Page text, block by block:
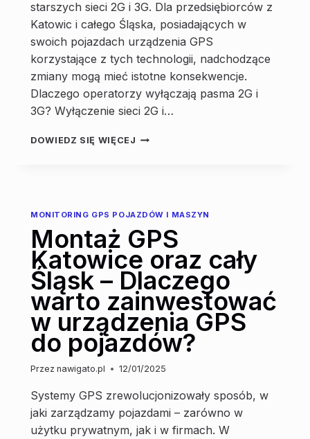
starszych sieci 2G i 3G. Dla przedsiębiorców z
Katowic i całego Śląska, posiadających w
swoich pojazdach urządzenia GPS
korzystające z tych technologii, nadchodzące
zmiany mogą mieć istotne konsekwencje.
Dlaczego operatorzy wyłączają pasma 2G i
3G? Wyłączenie sieci 2G i…
DOWIEDZ SIĘ WIĘCEJ PLANOWANE
CO
TO
OZNACZA
DLA
FIRM
KORZYSTAJĄCYCH
MONITORINGU
GPS?
MONITORING GPS POJAZDÓW I MASZYN
Montaż GPS
Katowice oraz cały
Śląsk – Dlaczego
warto zainwestować
w urządzenia GPS
do pojazdów?
Przez nawigato.pl 12/01/2025
Systemy GPS zrewolucjonizowały sposób, w
jaki zarządzamy pojazdami – zarówno w
użytku prywatnym, jak i w firmach. W